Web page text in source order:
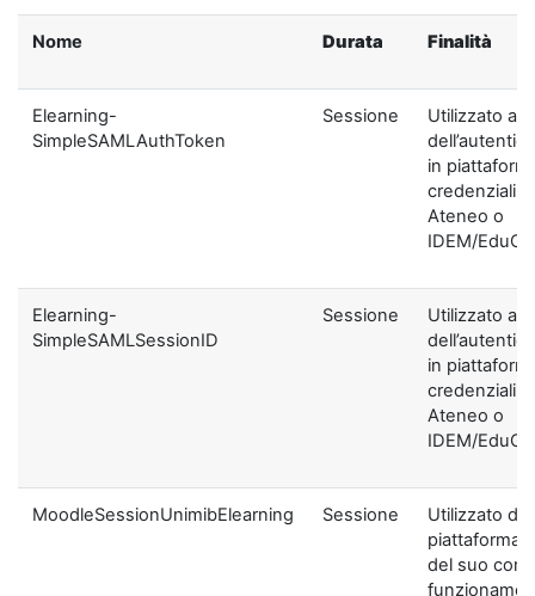
Nome Durata Finalità
Elearning-
SimpleSAMLAuthToken
Sessione
Utilizzato ai
in
credenziali di
Ateneo o
IDEM/
Elearning-
SimpleSAMLSessionID
Sessione
Utilizzato ai
in
credenziali di
Ateneo o
IDEM/
MoodleSessionUnimibElearning Sessione
Utilizzato
piattaforma
del suo